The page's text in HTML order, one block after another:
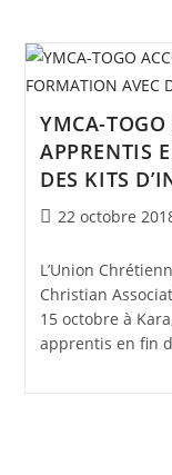
YMCA-
APPRENTIS
DES KITS
22 octobre
L’Union
Christian
15 octobre à
apprentis en fin